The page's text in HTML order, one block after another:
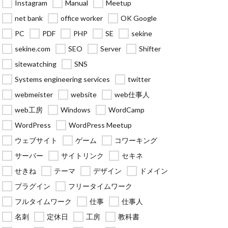
Instagram
Manual
Meetup
net bank
office worker
OK Google
PC
PDF PHP SE
sekine
sekine.com
SEO Server
Shifter
sitewatching
SNS
Systems engineering services
twitter
webmeister
website
web仕事人
web工房
Windows
WordCamp
WordPress
WordPress Meetup
ウェブサイト
ゲーム
コワーキング
サーバー
サイトリンク
セキネ
せきね
テーマ デザイン
ドメイン
プラグイン
フリータイムワーク
フルタイムワーク
仕事
仕事人
名刺
定休日 工房
教科書